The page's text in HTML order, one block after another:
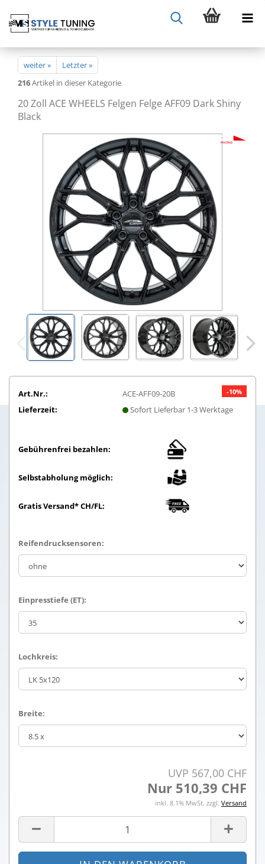
weiter »
Letzter »
216Artikel in dieser Kategorie
20 Zoll ACE WHEELS Felgen Felge AFF09 Dark Shiny
Black
-10%
Art.Nr.:
ACE-AFF09-20B
Lieferzeit:
Sofort Lieferbar 1-3 Werktage
Gebührenfrei bezahlen:
Selbstabholung möglich:
Gratis Versand* CH/FL:
Reifendrucksensoren:
Einpresstiefe (ET):
Lochkreis:
Breite:
UVP 567,00 CHF
Nur 510,39 CHF
inkl. 8.1% MwSt. zzgl. Versand